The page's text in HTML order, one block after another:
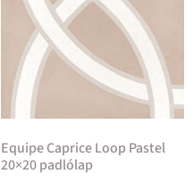
Equipe Caprice Loop Pastel
20×20 padlólap